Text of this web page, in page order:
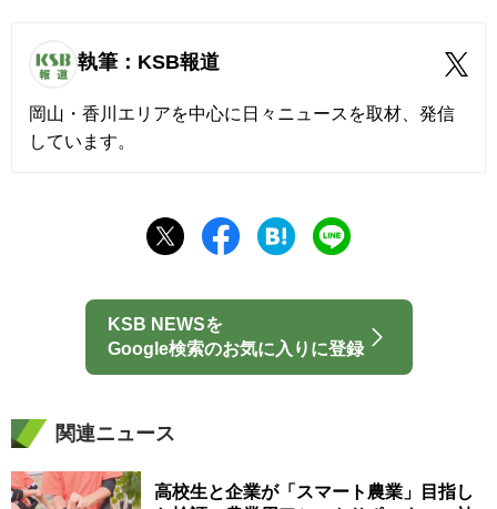
執筆：KSB報道
岡山・香川エリアを中心に日々ニュースを取材、発信
しています。
KSB NEWSを
Google検索のお気に入りに登録
関連ニュース
高校生と企業が「スマート農業」目指し